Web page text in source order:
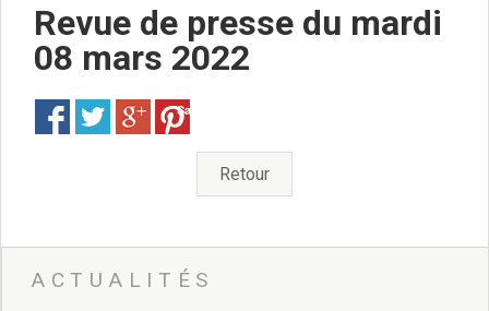
Conseillers municipaux
Commissions 2026
Arrêtés du Maire
Services municipaux
Pour venir nous voir
administratives
Services Techniques
Revue de presse du mardi
08 mars 2022
Save
Retour
ACTUALITÉS